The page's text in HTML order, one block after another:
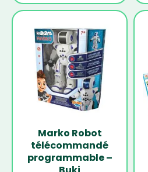
-32%
Marko Robot
télécommandé
programmable –